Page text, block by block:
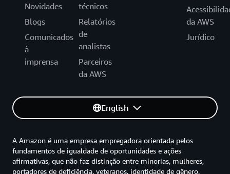
Novidades
Blogs
Comunicados
à
imprensa
técnicos
Relatórios
de
analistas
Parceiros
da AWS
da AWS
Jurídico
English
A Amazon é uma empresa empregadora orientada pelos
fundamentos de igualdade de oportunidades e ações
afirmativas, que não faz distinção entre minorias, mulheres,
portadores de deficiência, veteranos, identidade de gênero,